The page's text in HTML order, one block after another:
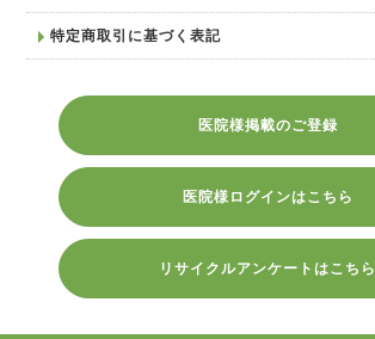
特定商取引に基づく表記
医院様掲載のご登録
医院様ログインはこちら
リサイクルアンケートはこちら